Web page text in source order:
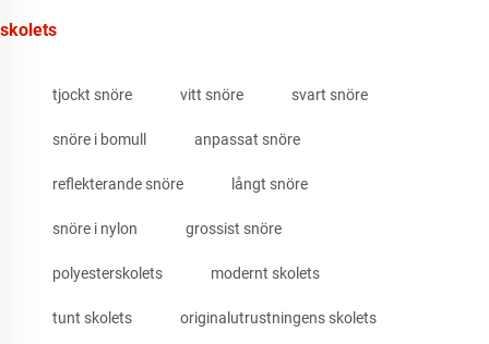
skolets
tjockt snöre vitt snöre svart snöre
snöre i bomull anpassat snöre
reflekterande snöre långt snöre
snöre i nylon grossist snöre
polyesterskolets modernt skolets
tunt skolets originalutrustningens skolets